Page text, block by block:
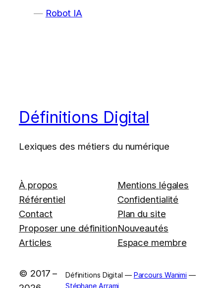
Robot IA
Définitions Digital
Lexiques des métiers du numérique
À propos
Référentiel
Contact
Proposer une définition
Articles
Mentions légales
Confidentialité
Plan du site
Nouveautés
Espace membre
© 2017 –
Définitions Digital — Parcours Wanimi —
Stéphane Arrami